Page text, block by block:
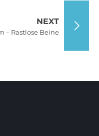
NEXT
– Rastlose Beine